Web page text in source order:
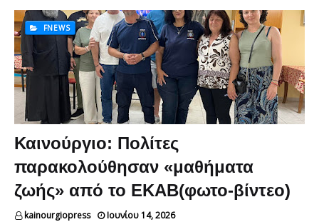
FNEWS
Καινούργιο: Πολίτες
παρακολούθησαν «μαθήματα
ζωής» από το ΕΚΑΒ(φωτο-βίντεο)
kainourgiopress Ιουνίου 14, 2026